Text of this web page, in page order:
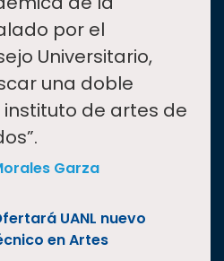
por el
Universitario,
una doble
de artes de
Garza
UANL nuevo
en Artes